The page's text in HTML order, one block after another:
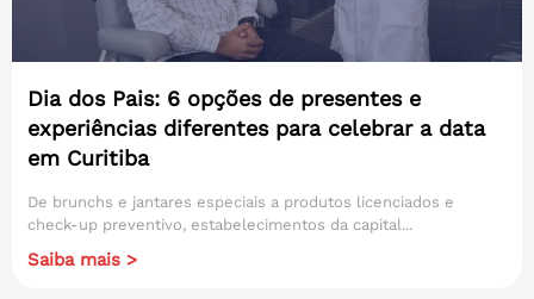
Dia dos Pais: 6 opções de presentes e
experiências diferentes para celebrar a data
em Curitiba
De brunchs e jantares especiais a produtos licenciados e
check-up preventivo, estabelecimentos da capital...
Saiba mais >